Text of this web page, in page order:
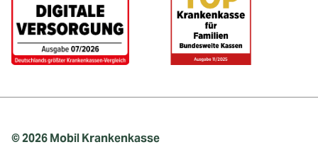
© 2026 Mobil Krankenkasse